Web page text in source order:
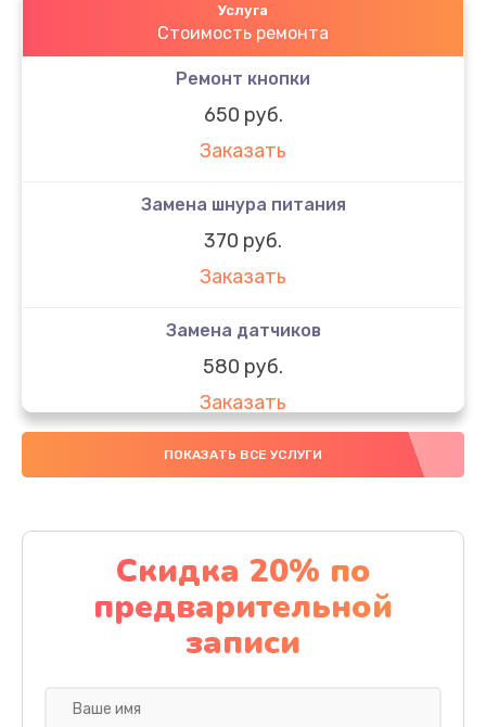
Услуга
Стоимость ремонта
Ремонт кнопки
650 руб.
Заказать
Замена шнура питания
370 руб.
Заказать
Замена датчиков
580 руб.
Заказать
Комплексная чистка
Заказать
Замена дисплея (экрана)
2000 руб.
Заказать
Ремонт платы электроники
ПОКАЗАТЬ ВСЕ УСЛУГИ
Скидка 20% по
предварительной
записи